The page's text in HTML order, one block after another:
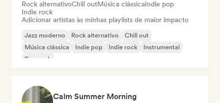
Rock alternativoChill outMúsica clássicaIndie pop
Indie rock
Adicionar artistas às minhas playlists de maior impacto
Jazz moderno Rock alternativo
Chill out
Música clássica
Indie pop Indie rock
Instrumental
Pop rock
Calm Summer Morning